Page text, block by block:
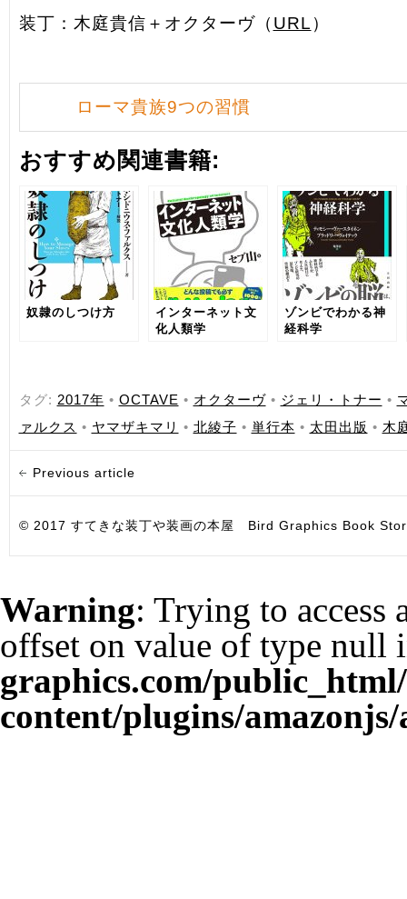
装丁：木庭貴信＋オクターヴ（ URL ）
ローマ貴族9つの習慣
おすすめ関連書籍:
奴隷のしつけ方
インターネット文
化人類学
ゾンビでわかる神
経科学
タグ: 2017年 • OCTAVE • オクターヴ• ジェリ・トナー •
ァルクス • ヤマザキマリ • 北綾子 • 単行本 • 太田出版 • 木
Previous article
© 2017 すてきな装丁や装画の本屋 Bird Graphics Book
Warning: Trying to access
offset on value of type null
graphics.com/
content/plugins/